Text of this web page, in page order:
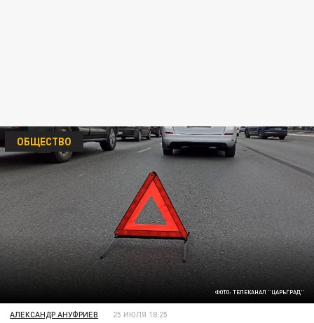
ФОТО: ТЕЛЕКАНАЛ "ЦАРЬГРАД"
ОБЩЕСТВО
АЛЕКСАНДР АНУФРИЕВ 25 ИЮЛЯ 18:25